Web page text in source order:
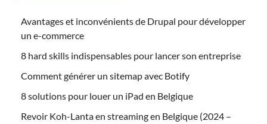
Avantages et inconvénients de Drupal pour développer
un e-commerce
8 hard skills indispensables pour lancer son entreprise
Comment générer un sitemap avec Botify
8 solutions pour louer un iPad en Belgique
Revoir Koh-Lanta en streaming en Belgique (2024 –